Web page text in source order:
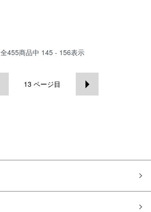
全455商品中 145 - 156表示
13 ページ目